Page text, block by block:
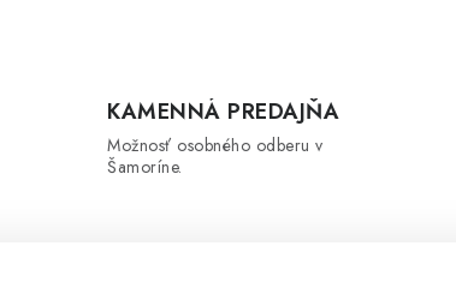
KAMENNÁ PREDAJŇA
Možnosť osobného odberu v
Šamoríne.